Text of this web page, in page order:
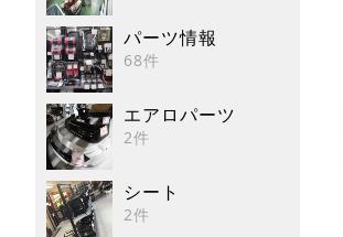
パーツ情報
68件
エアロパーツ
2件
シート
2件